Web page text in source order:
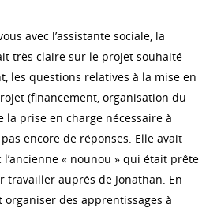
avec l’assistante sociale, la
très claire sur le projet souhaité
les questions relatives à la mise en
(financement, organisation du
prise en charge nécessaire à
encore de réponses. Elle avait
« nounou » qui était prête
travailler auprès de Jonathan. En
des apprentissages à